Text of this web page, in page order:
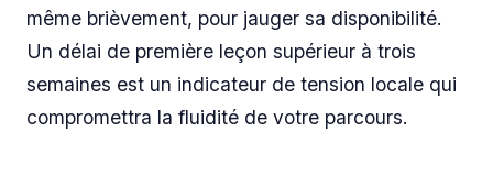
même brièvement, pour jauger sa disponibilité.
Un délai de première leçon supérieur à trois
semaines est un indicateur de tension locale qui
compromettra la fluidité de votre parcours.